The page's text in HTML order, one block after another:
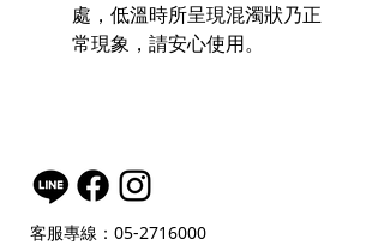
處，低溫時所呈現混濁狀乃正
常現象，請安心使用。
客服專線：05-2716000